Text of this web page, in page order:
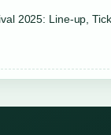
2025: Line-up,